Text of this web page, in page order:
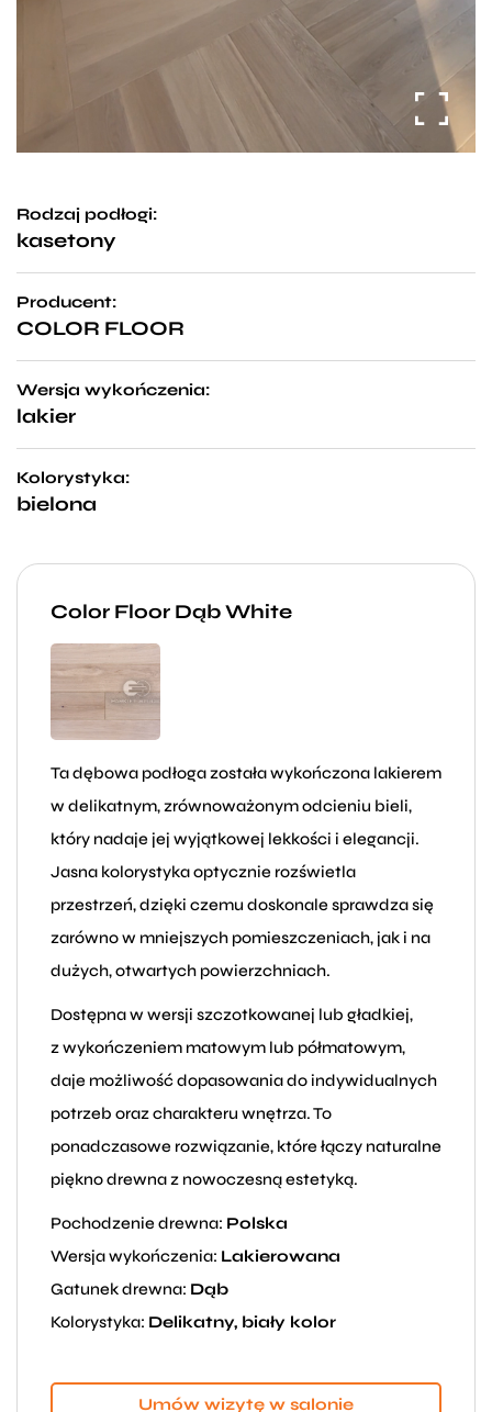
Rodzaj podłogi:
kasetony
Producent:
COLOR FLOOR
Wersja wykończenia:
lakier
Kolorystyka:
bielona
Color Floor Dąb White
Ta dębowa podłoga została wykończona lakierem
w delikatnym, zrównoważonym odcieniu bieli,
który nadaje jej wyjątkowej lekkości i elegancji.
Jasna kolorystyka optycznie rozświetla
przestrzeń, dzięki czemu doskonale sprawdza się
zarówno w mniejszych pomieszczeniach, jak i na
dużych, otwartych powierzchniach.
Dostępna w wersji szczotkowanej lub gładkiej,
z wykończeniem matowym lub półmatowym,
daje możliwość dopasowania do indywidualnych
potrzeb oraz charakteru wnętrza. To
ponadczasowe rozwiązanie, które łączy naturalne
piękno drewna z nowoczesną estetyką.
Pochodzenie drewna: Polska
Wersja wykończenia: Lakierowana
Gatunek drewna: Dąb
Kolorystyka: Delikatny, biały kolor
Umów wizytę w salonie